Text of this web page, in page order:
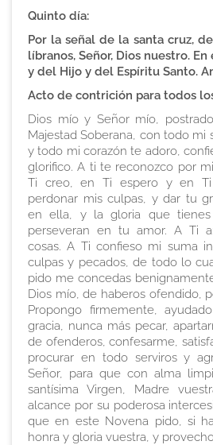
Quinto día:
Por la señal de la santa cruz,
líbranos, Señor, Dios nuestro.
y del Hijo y del Espíritu Santo.
Acto de contrición para todos
Dios mío y Señor mío,
Majestad Soberana, con todo mi
y todo mi corazón te adoro,
glorifico. A ti te reconozco por
Ti creo, en Ti espero y en
perdonar mis culpas, y dar tu
en ella, y la gloria que
perseveran en tu amor. A Ti
cosas. A Ti confieso mi suma
culpas y pecados, de todo lo
pido me concedas
Dios mío, de haberos ofendido,
Propongo firmemente,
gracia, nunca más pecar,
de ofenderos, confesarme,
procurar en todo serviros y
Señor, para que con alma
santísima Virgen, Madre
alcance por su poderosa
que en este Novena pido, si
honra y gloria vuestra, y